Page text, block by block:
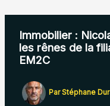
Immobilier :
les rênes de la
EM2C
ParStéphane